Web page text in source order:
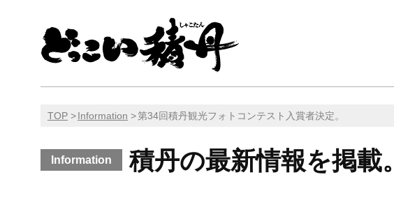
TOP Information 第34回積丹観光フォトコンテスト入賞者決定。
Information 積丹の最新情報を掲載。